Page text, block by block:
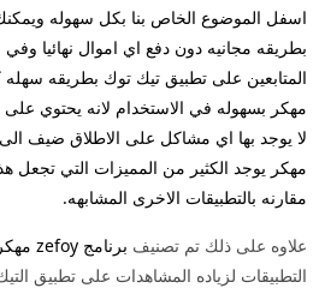
اسفل الموضوع الخاص بنا بكل سهوله ويمكنك
بطريقه مجانيه دون دفع اي اموال نهائيا
مهكر بسهوله في الاستخدام لانه يحتوي
مهكر يوجد الكثير من المميزات التي تجعل
مقارنه بالتطبيقات الاخرى المشابهه.
علاوه على ذلك تم تصنيف برنامج zefoy مهكر
التطبيقات لزياده المشاهدات على تطبيق